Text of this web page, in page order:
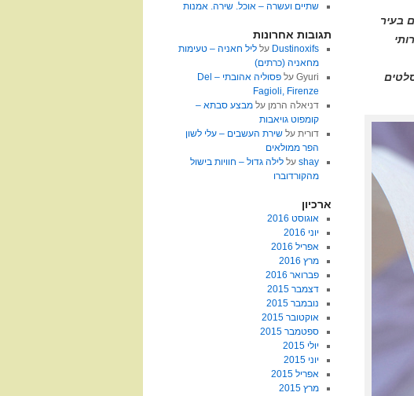
בעיר
איציק ורותי
שתיים ועשרה – אוכל. שירה. אמנות
תגובות אחרונות
Dustinoxifs על ליל חאניה – טעימות
מחאניה (כרתים)
Gyuriעל
פסוליה אהובתי – Del
Fagioli, Firenze
דניאלה הרמן על מבצע סבתא –
קומפוט גויאבות
דוריתעל שירת העשבים – עלי לשון
הפר ממולאים
shayעל לילה גדול – חוויות בישול
מהקורדוברו
ארכיון
אוגוסט 2016
יוני 2016
אפריל 2016
מרץ 2016
פברואר 2016
דצמבר 2015
נובמבר 2015
אוקטובר 2015
ספטמבר 2015
יולי 2015
יוני 2015
אפריל 2015
מרץ 2015